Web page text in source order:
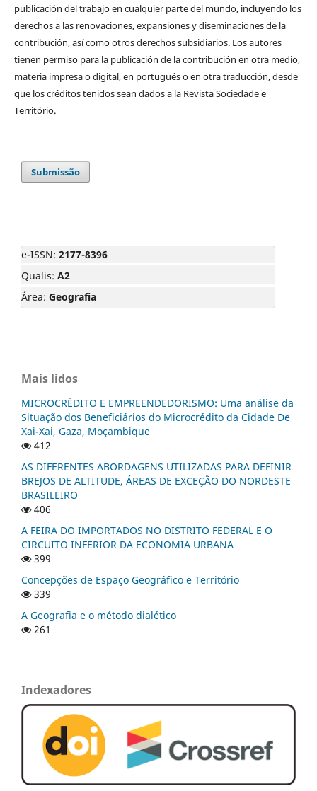
publicación del trabajo en cualquier parte del mundo, incluyendo los
derechos a las renovaciones, expansiones y diseminaciones de la
contribución, así como otros derechos subsidiarios. Los autores
tienen permiso para la publicación de la contribución en otra medio,
materia impresa o digital, en portugués o en otra traducción, desde
que los créditos tenidos sean dados a la Revista Sociedade e
Território.
Submissão
e-ISSN: 2177-8396
Qualis: A2
Área: Geografia
Mais lidos
MICROCRÉDITO E EMPREENDEDORISMO: Uma análise da
Situação dos Beneficiários do Microcrédito da Cidade De
Xai-Xai, Gaza, Moçambique
412
AS DIFERENTES ABORDAGENS UTILIZADAS PARA DEFINIR
BREJOS DE ALTITUDE, ÁREAS DE EXCEÇÃO DO NORDESTE
BRASILEIRO
406
A FEIRA DO IMPORTADOS NO DISTRITO FEDERAL E O
CIRCUITO INFERIOR DA ECONOMIA URBANA
399
Concepções de Espaço Geográfico e Território
339
A Geografia e o método dialético
261
Indexadores